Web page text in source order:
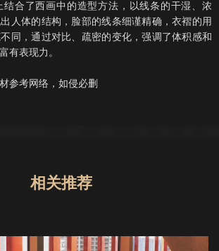
结合了西画中的造型方法，以线条的干湿、浓
人体的结构，脸部的线条细谨精确，衣褶的用
同，通过对比、疏密的变化，强调了体积感和
有表现力。
参考网络，如侵必删
相关推荐